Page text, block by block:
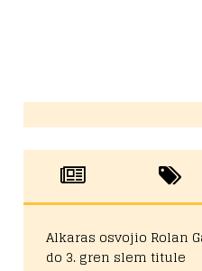
Alkaras osvojio Rolan
do 3. gren slem titule